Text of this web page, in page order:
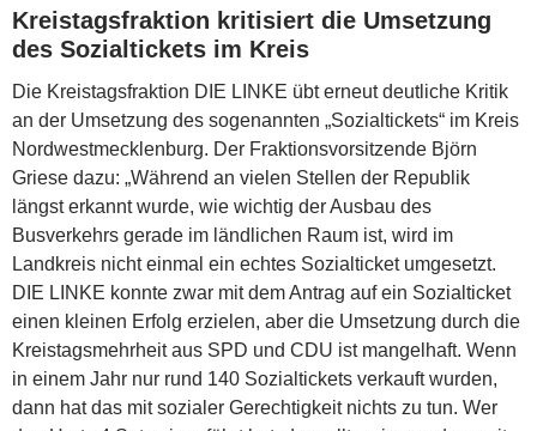
Kreistagsfraktion kritisiert die Umsetzung
des Sozialtickets im Kreis
Die Kreistagsfraktion DIE LINKE übt erneut deutliche Kritik
an der Umsetzung des sogenannten „Sozialtickets“ im Kreis
Nordwestmecklenburg. Der Fraktionsvorsitzende Björn
Griese dazu: „Während an vielen Stellen der Republik
längst erkannt wurde, wie wichtig der Ausbau des
Busverkehrs gerade im ländlichen Raum ist, wird im
Landkreis nicht einmal ein echtes Sozialticket umgesetzt.
DIE LINKE konnte zwar mit dem Antrag auf ein Sozialticket
einen kleinen Erfolg erzielen, aber die Umsetzung durch die
Kreistagsmehrheit aus SPD und CDU ist mangelhaft. Wenn
in einem Jahr nur rund 140 Sozialtickets verkauft wurden,
dann hat das mit sozialer Gerechtigkeit nichts zu tun. Wer